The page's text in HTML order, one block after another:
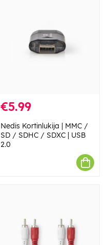
€5.99
Nedis Kortinlukija | MMC /
SD / SDHC / SDXC | USB
2.0